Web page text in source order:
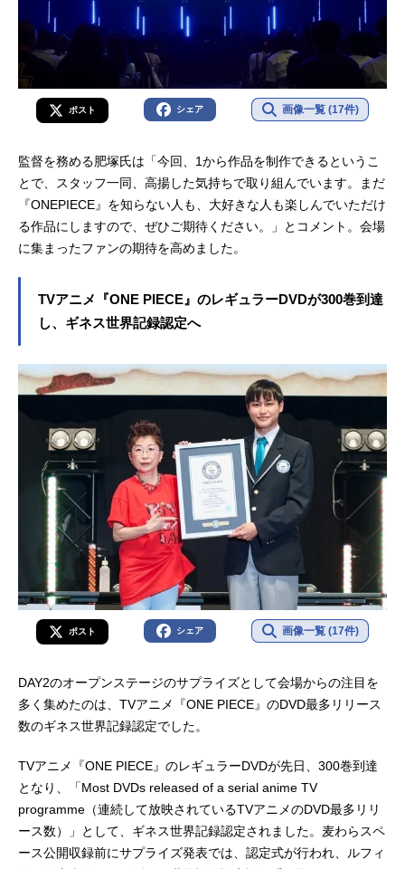
ポスト シェア 画像一覧 (17件)
監督を務める肥塚氏は「今回、1から作品を制作できるというこ
とで、スタッフ一同、高揚した気持ちで取り組んでいます。まだ
『ONEPIECE』を知らない人も、大好きな人も楽しんでいただけ
る作品にしますので、ぜひご期待ください。」とコメント。会場
に集まったファンの期待を高めました。
TVアニメ『ONE PIECE』のレギュラーDVDが300巻到達
し、ギネス世界記録認定へ
ポスト シェア 画像一覧 (17件)
DAY2のオープンステージのサプライズとして会場からの注目を
多く集めたのは、TVアニメ『ONE PIECE』のDVD最多リリース
数のギネス世界記録認定でした。
TVアニメ『ONE PIECE』のレギュラーDVDが先日、300巻到達
となり、「Most DVDs released of a serial anime TV
programme（連続して放映されているTVアニメのDVD最多リリ
ース数）」として、ギネス世界記録認定されました。麦わらスペ
ース公開収録前にサプライズ発表では、認定式が行われ、ルフィ